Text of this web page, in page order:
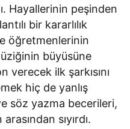
Hayallerinin peşinden
bir kararlılık
öğretmenlerinin
büyüsüne
verecek ilk şarkısını
hiç de yanlış
söz yazma becerileri,
sıyırdı.